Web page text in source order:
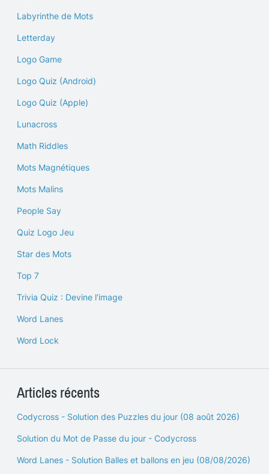
Labyrinthe de Mots
Letterday
Logo Game
Logo Quiz (Android)
Logo Quiz (Apple)
Lunacross
Math Riddles
Mots Magnétiques
Mots Malins
People Say
Quiz Logo Jeu
Star des Mots
Top 7
Trivia Quiz : Devine l'image
Word Lanes
Word Lock
Articles récents
Codycross - Solution des Puzzles du jour (08 août 2026)
Solution du Mot de Passe du jour - Codycross
Word Lanes - Solution Balles et ballons en jeu (08/08/2026)